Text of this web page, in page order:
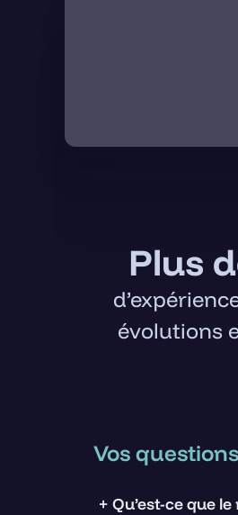
Plus
évolutions
Vos
+ Qu’est-ce que